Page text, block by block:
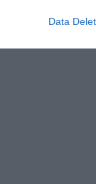
Data